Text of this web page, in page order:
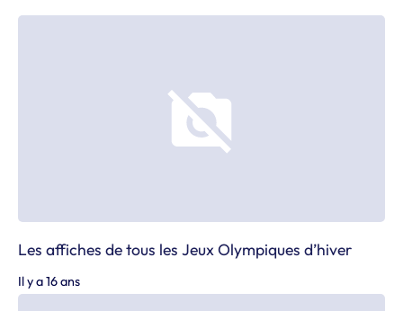
Les affiches de tous les Jeux Olympiques d’hiver
Il y a 16 ans